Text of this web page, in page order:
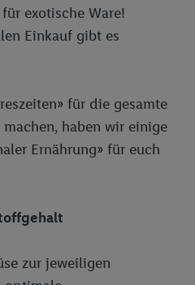
exotische Ware!
Einkauf gibt es
für die gesamte
haben wir einige
Ernährung» für euch
zur jeweiligen